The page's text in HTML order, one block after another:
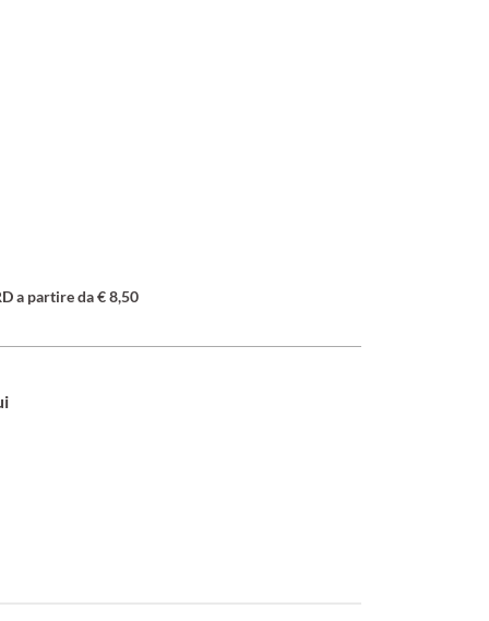
a partire da € 8,50